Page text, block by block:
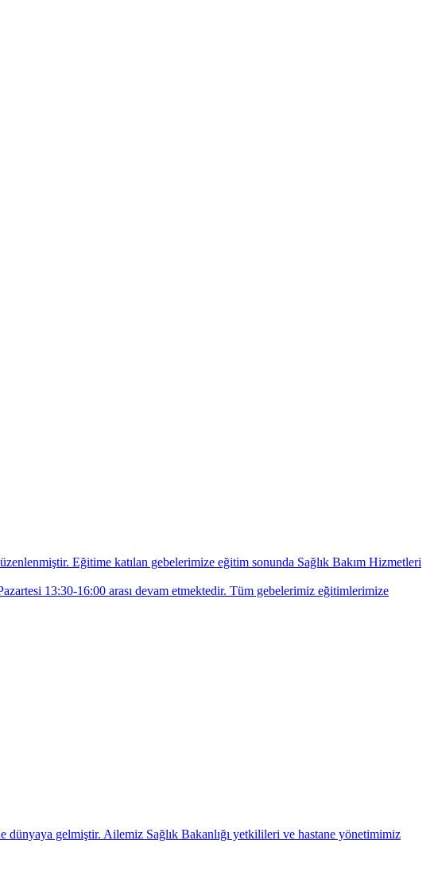
Eğitime katılan gebelerimize eğitim sonunda Sağlık Bakım Hizmetleri
13:30-16:00 arası devam etmektedir. Tüm gebelerimiz eğitimlerimize
gelmiştir. Ailemiz Sağlık Bakanlığı yetkilileri ve hastane yönetimimiz